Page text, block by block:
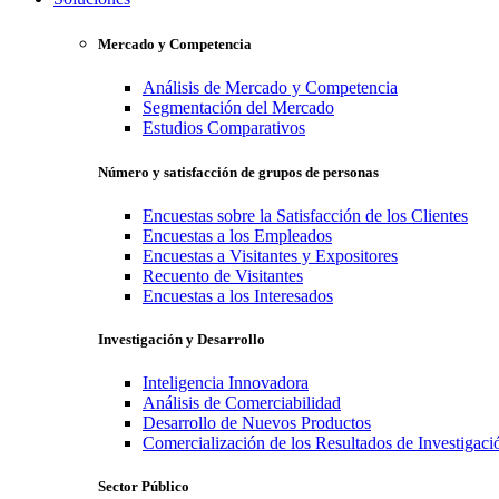
Mercado y Competencia
Análisis de Mercado y Competencia
Segmentación del Mercado
Estudios Comparativos
Número y satisfacción de grupos de personas
Encuestas sobre la Satisfacción de los Clientes
Encuestas a los Empleados
Encuestas a Visitantes y Expositores
Recuento de Visitantes
Encuestas a los Interesados
Investigación y Desarrollo
Inteligencia Innovadora
Análisis de Comerciabilidad
Desarrollo de Nuevos Productos
Comercialización de los Resultados de
Sector Público